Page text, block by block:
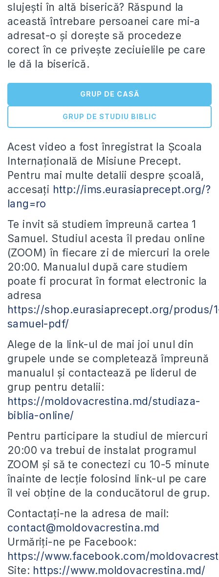
slujești în altă biserică? Răspund la
această întrebare persoanei care mi-a
adresat-o și dorește să procedeze
corect în ce privește zeciuielile pe care
le dă la biserică.
GRUP DE CASĂ
GRUP DE STUDIU BIBLIC
Acest video a fost înregistrat la Școala
Internațională de Misiune Precept.
Pentru mai multe detalii despre școală,
accesați http://ims.eurasiaprecept.org/?
lang=ro
Te invit să studiem împreună cartea 1
Samuel. Studiul acesta îl predau online
(ZOOM) în fiecare zi de miercuri la orele
20:00. Manualul după care studiem
poate fi procurat în format electronic la
adresa
https://shop.eurasiaprecept.org/produs/
samuel-pdf/
Alege de la link-ul de mai joi unul din
grupele unde se completează împreună
manualul și contactează pe liderul de
grup pentru detalii:
https://moldovacrestina.md/studiaza-
biblia-online/
Pentru participare la studiul de miercuri
20:00 va trebui de instalat programul
ZOOM și să te conectezi cu 10-5 minute
înainte de lecție folosind link-ul pe care
îl vei obține de la conducătorul de grup.
Contactați-ne la adresa de mail:
contact@moldovacrestina.md
Urmăriți-ne pe Facebook:
https://www.facebook.com/
Site: https://www.moldovacrestina.md/